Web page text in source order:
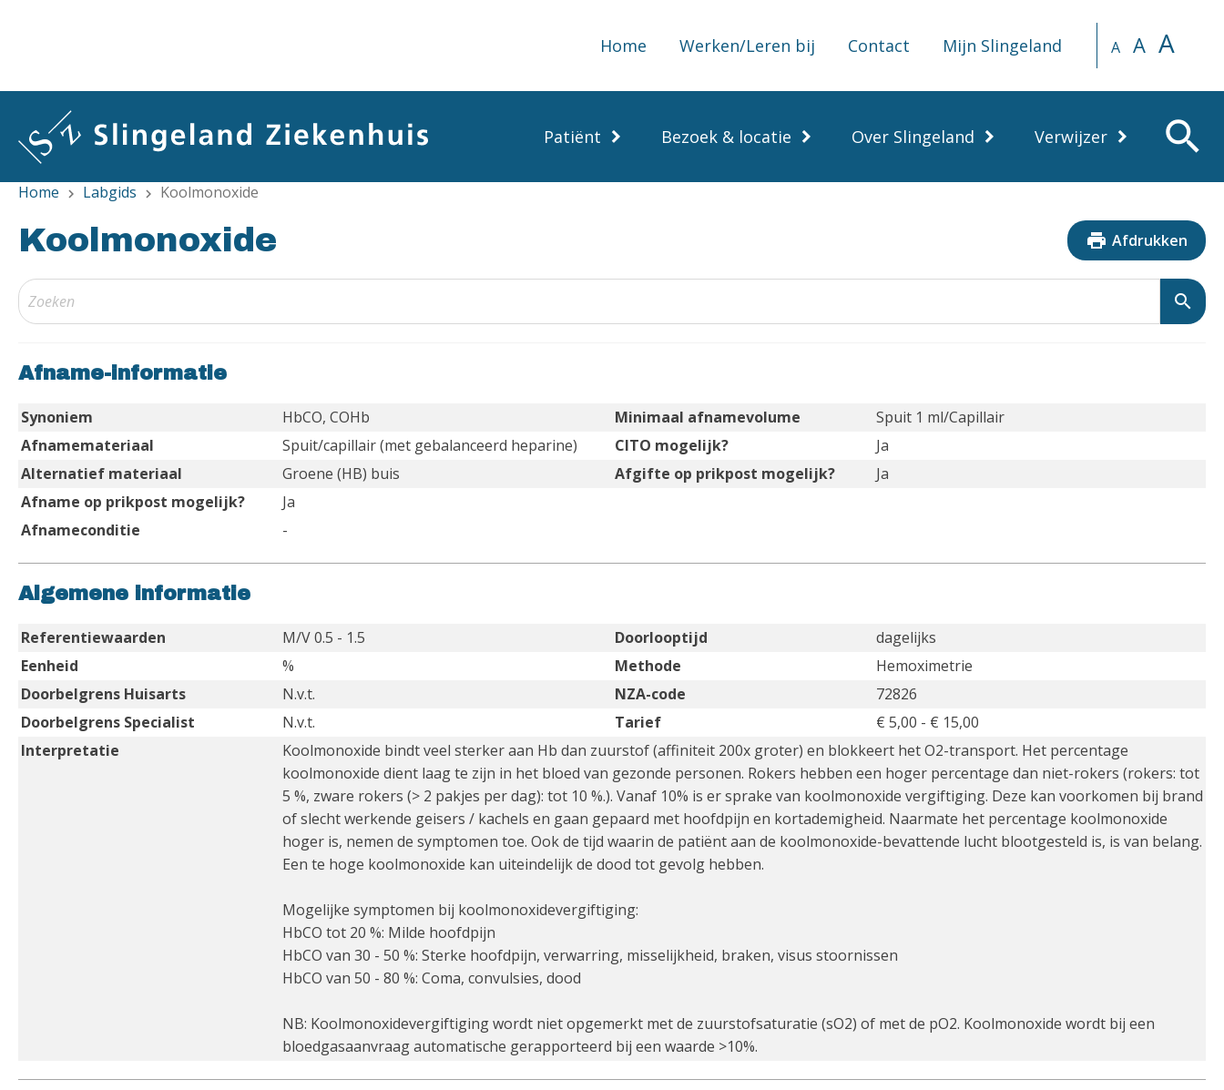
Home Werken/Leren bij Contact Mijn Slingeland A A A
Patiënt Bezoek & locatie Over Slingeland Verwijzer search
Home chevron_right Labgids chevron_right Koolmonoxide
Koolmonoxide print Afdrukken
search
Afname-informatie
Synoniem HbCO, COHb Minimaal afnamevolume
Spuit 1 ml/Capillair
Afnamemateriaal
Spuit/capillair (met gebalanceerd heparine) CITO mogelijk?
Ja
Alternatief materiaal
Groene (HB) buis Afgifte op prikpost mogelijk?
Ja
Afname op prikpost mogelijk?
Ja
Afnameconditie
-
Algemene informatie
Referentiewaarden M/V 0.5 - 1.5 Doorlooptijd
dagelijks
Eenheid
% Methode
Hemoximetrie
Doorbelgrens Huisarts
N.v.t. NZA-code
72826
Doorbelgrens Specialist
N.v.t. Tarief
€ 5,00 - € 15,00
Interpretatie
Koolmonoxide bindt veel sterker aan Hb dan zuurstof (affiniteit 200x groter) en blokkeert het O2-transport. Het percentage
koolmonoxide dient laag te zijn in het bloed van gezonde personen. Rokers hebben een hoger percentage dan niet-rokers (rokers: tot
5 %, zware rokers (> 2 pakjes per dag): tot 10 %.). Vanaf 10% is er sprake van koolmonoxide vergiftiging. Deze kan voorkomen bij brand
of slecht werkende geisers / kachels en gaan gepaard met hoofdpijn en kortademigheid. Naarmate het percentage koolmonoxide
hoger is, nemen de symptomen toe. Ook de tijd waarin de patiënt aan de koolmonoxide-bevattende lucht blootgesteld is, is van belang.
Een te hoge koolmonoxide kan uiteindelijk de dood tot gevolg hebben.
Mogelijke symptomen bij koolmonoxidevergiftiging:
HbCO tot 20 %: Milde hoofdpijn
HbCO van 30 - 50 %: Sterke hoofdpijn, verwarring, misselijkheid, braken, visus stoornissen
HbCO van 50 - 80 %: Coma, convulsies, dood
NB: Koolmonoxidevergiftiging wordt niet opgemerkt met de zuurstofsaturatie (sO2) of met de pO2. Koolmonoxide wordt bij een
bloedgasaanvraag automatische gerapporteerd bij een waarde >10%.